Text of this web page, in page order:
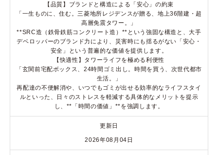
【品質】ブランドと構造による「安心」の約束
「一生ものに、住む。三菱地所レジデンスが贈る、地上36階建・超
高層免震タワー。」
**SRC造（鉄骨鉄筋コンクリート造）**という強固な構造と、大手
デベロッパーのブランド力により、災害時にも揺るがない「安心・
安全」という普遍的な価値を提供します。
【快適性】タワーライフを極める利便性
「玄関前宅配ボックス、24時間ゴミ出し。時間を買う、次世代都市
生活。」
再配達の不便解消や、いつでもゴミが出せる効率的なライフスタイ
ルといった、日々のストレスを軽減する具体的なメリットを提示
し、**「時間の価値」**を強調します。
更新日
2026年08月04日